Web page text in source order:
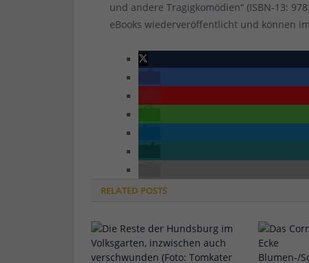
und andere Tragigkomödien“ (ISBN-13:
eBooks wiederveröffentlicht und können
RELATED POSTS